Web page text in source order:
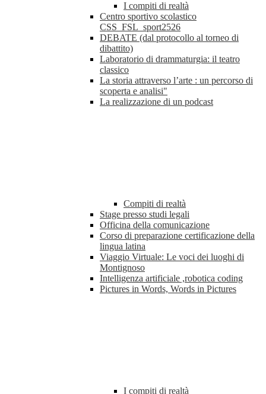
I compiti di realtà
Centro sportivo scolastico
CSS_FSL_sport2526
DEBATE (dal protocollo al torneo di
dibattito)
Laboratorio di drammaturgia: il teatro
classico
La storia attraverso l’arte : un percorso di
scoperta e analisi"
La realizzazione di un podcast
Compiti di realtà
Stage presso studi legali
Officina della comunicazione
Corso di preparazione certificazione della
lingua latina
Viaggio Virtuale: Le voci dei luoghi di
Montignoso
Intelligenza artificiale ,robotica coding
Pictures in Words, Words in Pictures
I compiti di realtà